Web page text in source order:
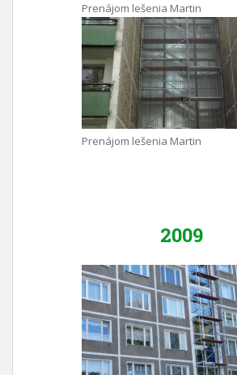
Prenájom lešenia Martin
Prenájom lešenia Martin
2009